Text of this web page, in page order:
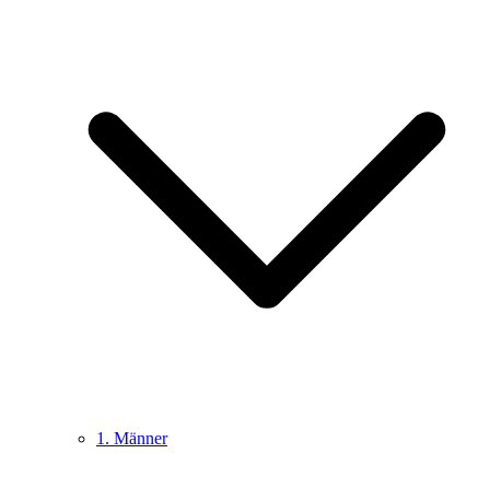
1. Männer